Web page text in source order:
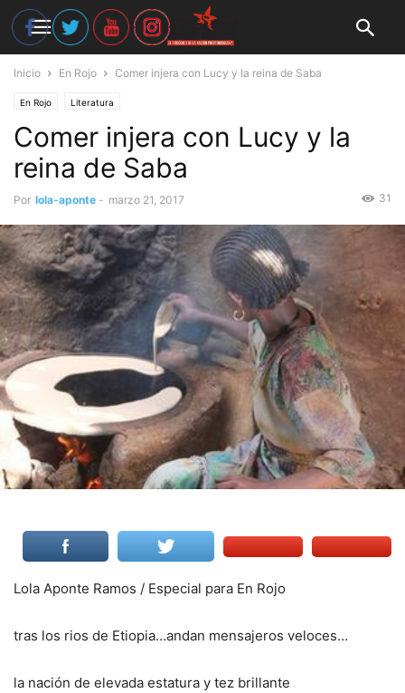
Inicio En Rojo Comer injera con Lucy y la reina de Saba
En Rojo Literatura
Comer injera con Lucy y la
reina de Saba
Por lola-aponte - marzo 21, 2017 31
Lola Aponte Ramos / Especial para En Rojo
tras los rios de Etiopia…andan mensajeros veloces…
la nación de elevada estatura y tez brillante